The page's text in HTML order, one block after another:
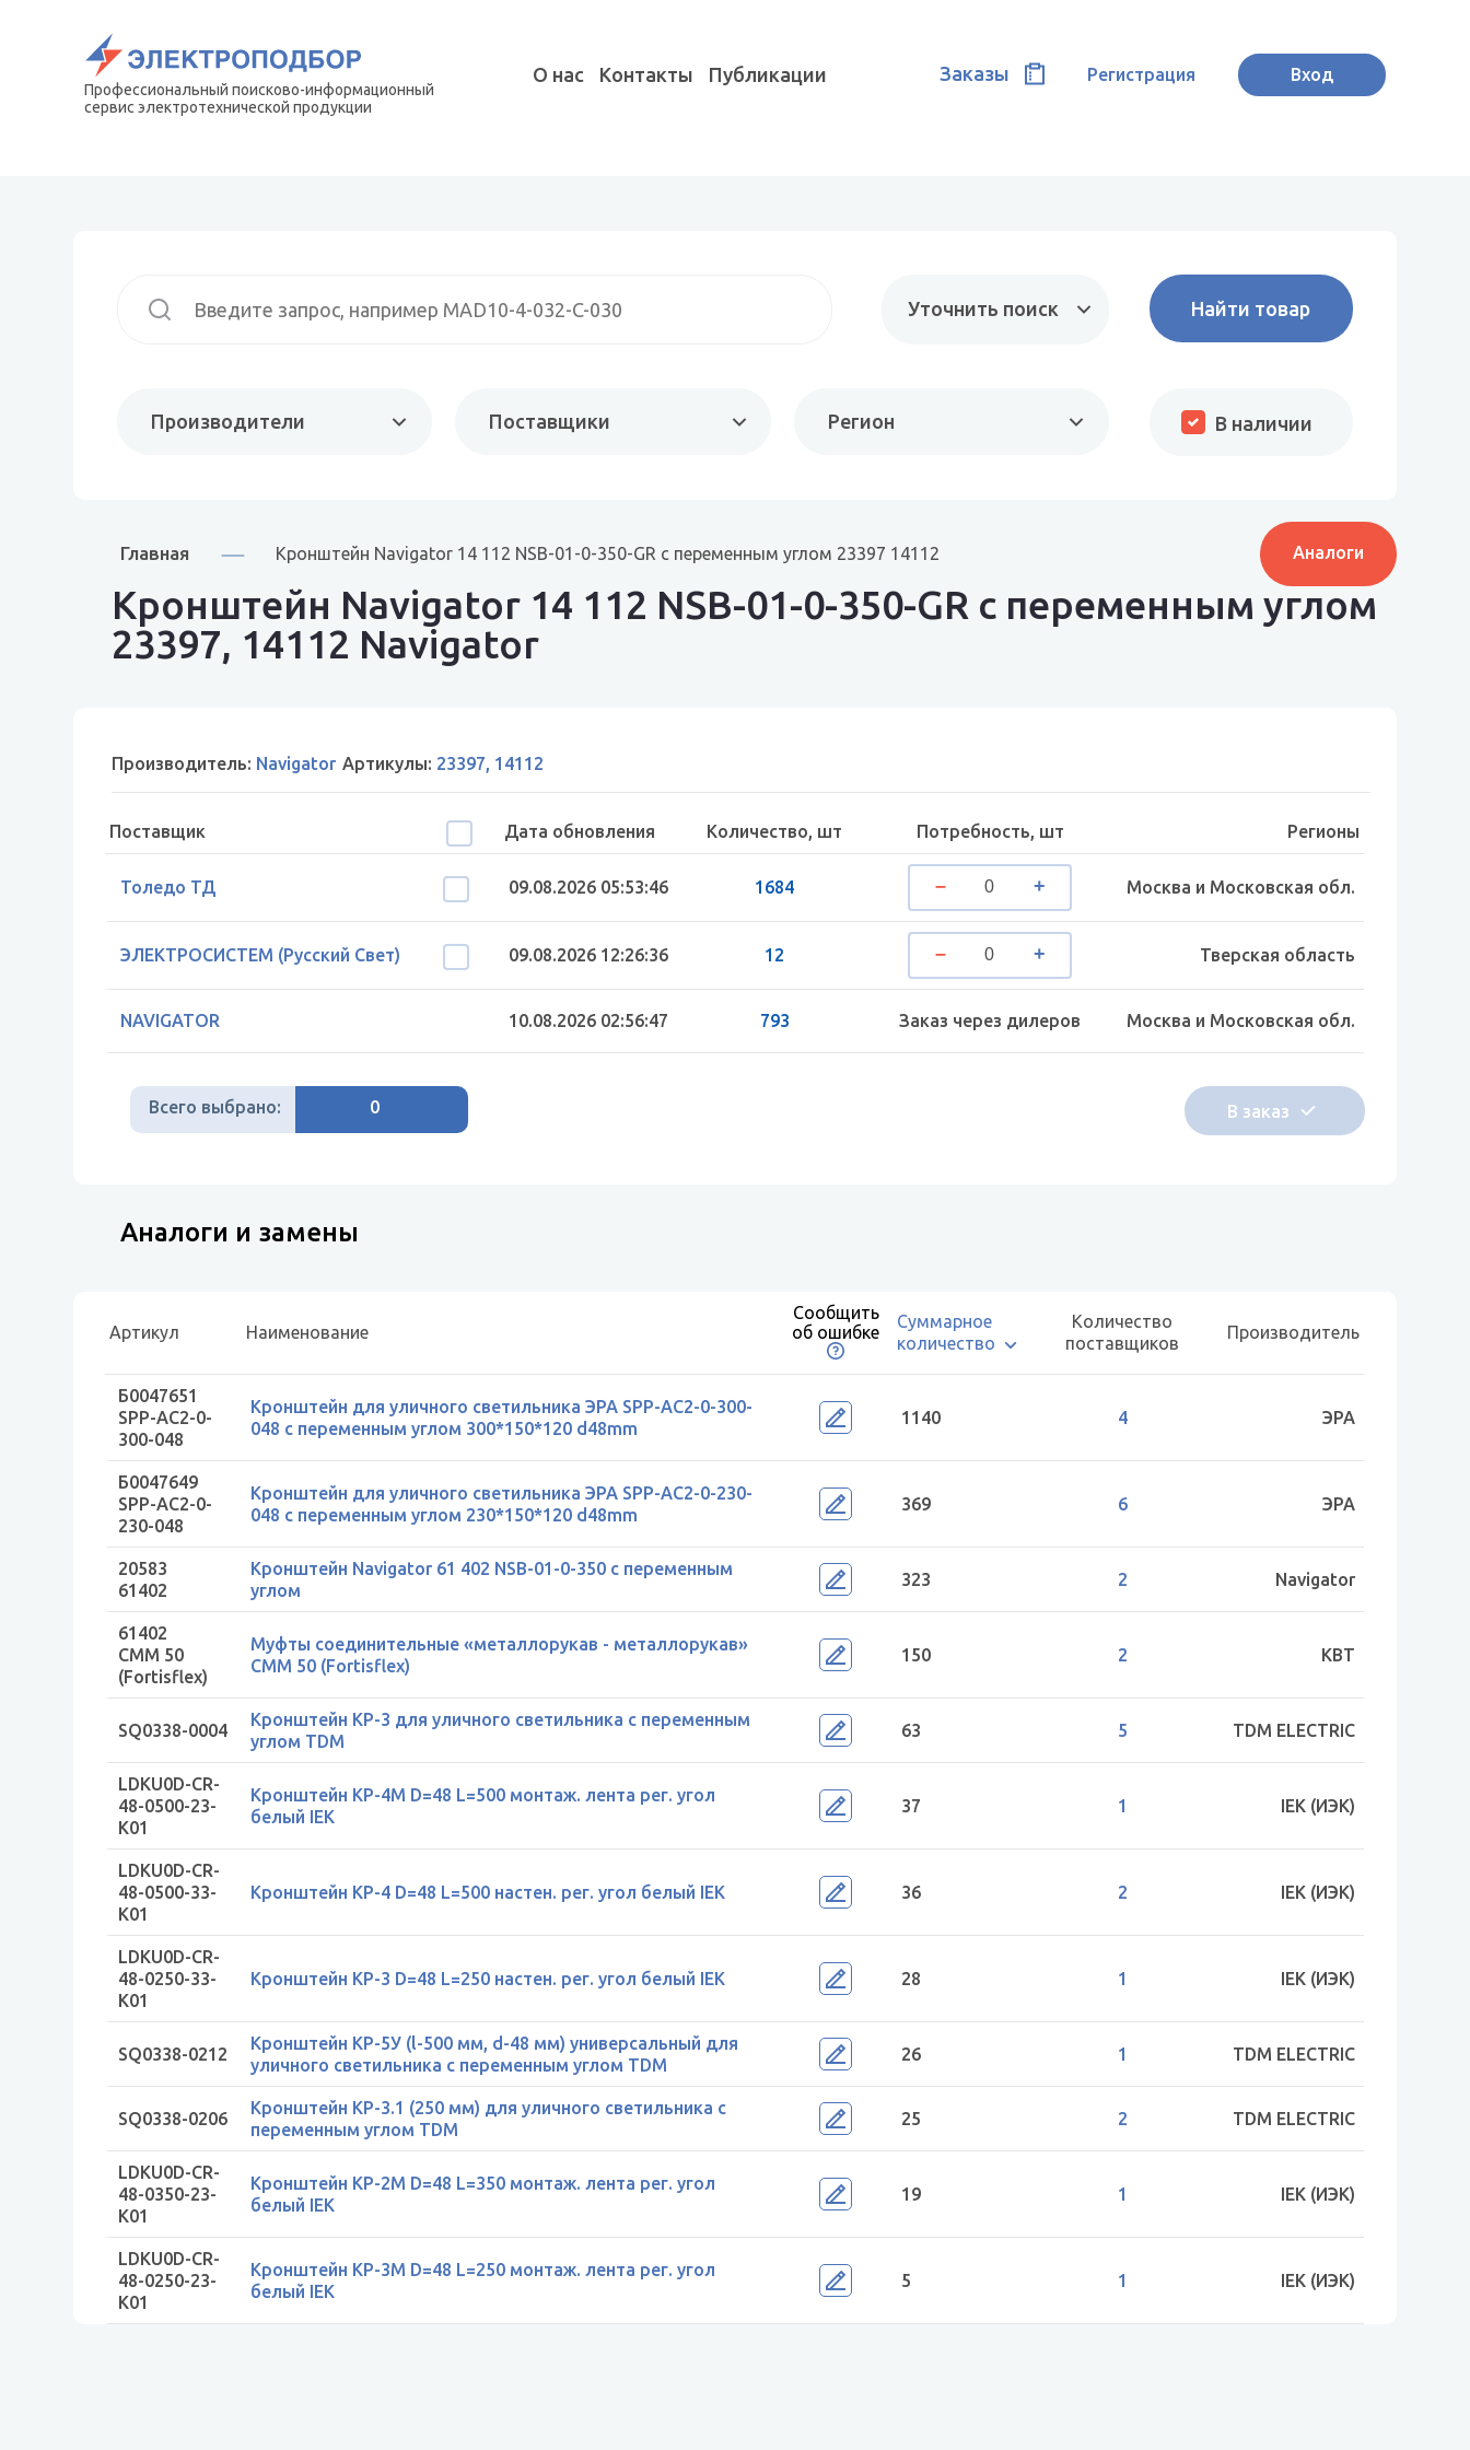
Профессиональный поисково-информационный
сервис электротехнической продукции
О нас Контакты Публикации Заказы Регистрация Вход
Уточнить поиск
Производители Поставщики Регион В наличии
Главная Кронштейн Navigator 14 112 NSB-01-0-350-GR с переменным углом 23397 14112 Аналоги
Кронштейн Navigator 14 112 NSB-01-0-350-GR с переменным углом
23397, 14112 Navigator
Производитель: Navigator Артикулы: 23397, 14112
Поставщик Дата обновления Количество, шт Потребность, шт Регионы
Толедо ТД 09.08.2026 05:53:46 1684 Москва и Московская обл.
ЭЛЕКТРОСИСТЕМ (Русский Свет) 09.08.2026 12:26:36 12 Тверская область
NAVIGATOR 10.08.2026 02:56:47 793 Заказ через дилеров Москва и Московская обл.
Всего выбрано: 0
Аналоги и замены
Артикул Наименование
Сообщить
об ошибке
Суммарное
количество
Количество
поставщиков
Производитель
Б0047651
SPP-AC2-0-
300-048
Кронштейн для уличного светильника ЭРА SPP-AC2-0-300-
048 с переменным углом 300*150*120 d48mm
1140 4 ЭРА
Б0047649
SPP-AC2-0-
230-048
Кронштейн для уличного светильника ЭРА SPP-AC2-0-230-
048 с переменным углом 230*150*120 d48mm
369 6 ЭРА
20583
61402
Кронштейн Navigator 61 402 NSB-01-0-350 с переменным
углом
323 2 Navigator
61402
СММ 50
(Fortisflex)
Муфты соединительные «металлорукав - металлорукав»
СММ 50 (Fortisflex)
150 2 КВТ
SQ0338-0004
Кронштейн КР-3 для уличного светильника с переменным
углом TDM
63 5 TDM ELECTRIC
LDKU0D-CR-
48-0500-23-
K01
Кронштейн КР-4М D=48 L=500 монтаж. лента рег. угол
белый IEK
37 1 IEK (ИЭК)
LDKU0D-CR-
48-0500-33-
K01
Кронштейн КР-4 D=48 L=500 настен. рег. угол белый IEK 36 2 IEK (ИЭК)
LDKU0D-CR-
48-0250-33-
K01
Кронштейн КР-3 D=48 L=250 настен. рег. угол белый IEK 28 1 IEK (ИЭК)
SQ0338-0212
Кронштейн КР-5У (l-500 мм, d-48 мм) универсальный для
уличного светильника с переменным углом TDM
26 1 TDM ELECTRIC
SQ0338-0206
Кронштейн КР-3.1 (250 мм) для уличного светильника с
переменным углом TDM
25 2 TDM ELECTRIC
LDKU0D-CR-
48-0350-23-
K01
Кронштейн КР-2М D=48 L=350 монтаж. лента рег. угол
белый IEK
19 1 IEK (ИЭК)
LDKU0D-CR-
48-0250-23-
K01
Кронштейн КР-3М D=48 L=250 монтаж. лента рег. угол
белый IEK
5 1 IEK (ИЭК)